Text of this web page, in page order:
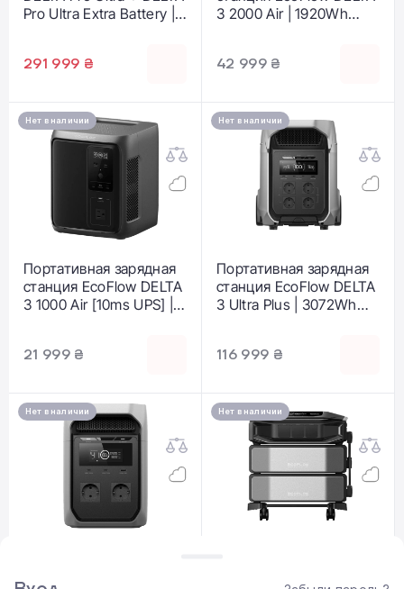
Pro Ultra Extra Battery |
EU+EFDeltaProUltra-BP-
291 999 ₴
3 2000 Air | 1920Wh
42 999 ₴
Нет в наличии
Портативная зарядная
станция EcoFlow DELTA
3 1000 Air [10ms UPS] |
21 999 ₴
Нет в наличии
Портативная зарядная
станция EcoFlow DELTA
3 Ultra Plus | 3072Wh
116 999 ₴
Нет в наличии
станция EcoFlow DELTA
Нет в наличии